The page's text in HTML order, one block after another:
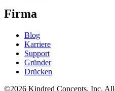
Firma
Blog
Karriere
Support
Gründer
Drücken
©2026 Kindred Concepts, Inc.